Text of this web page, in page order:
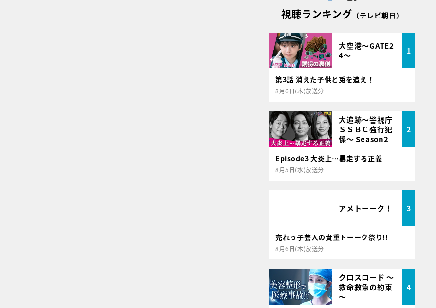
視聴ランキング （テレビ朝日）
大空港～GATE2
4～
1
第3話 消えた子供と兎を追え！
8月6日(木)放送分
大追跡～警視庁
ＳＳＢＣ強行犯
係～ Season2
2
Episode3 大炎上…暴走する正義
8月5日(水)放送分
アメトーーク！ 3
売れっ子芸人の貴重トーーク祭り!!
8月6日(木)放送分
クロスロード ～
救命救急の約束
～
4